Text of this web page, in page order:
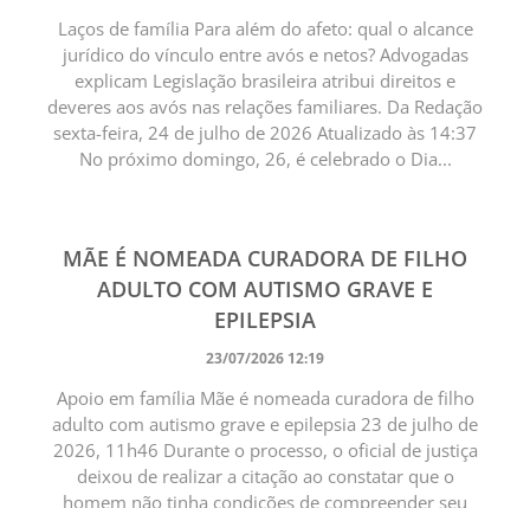
Laços de família Para além do afeto: qual o alcance
jurídico do vínculo entre avós e netos? Advogadas
explicam Legislação brasileira atribui direitos e
deveres aos avós nas relações familiares. Da Redação
sexta-feira, 24 de julho de 2026 Atualizado às 14:37
No próximo domingo, 26, é celebrado o Dia...
MÃE É NOMEADA CURADORA DE FILHO
ADULTO COM AUTISMO GRAVE E
EPILEPSIA
23/07/2026 12:19
Apoio em família Mãe é nomeada curadora de filho
adulto com autismo grave e epilepsia 23 de julho de
2026, 11h46 Durante o processo, o oficial de justiça
deixou de realizar a citação ao constatar que o
homem não tinha condições de compreender seu